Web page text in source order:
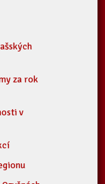
za rok
v